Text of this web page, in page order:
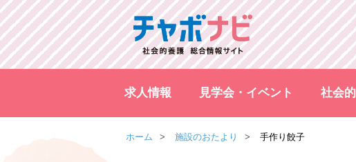
求人情報 見学会・イベント 社会
ホーム 施設のおたより 手作り餃子